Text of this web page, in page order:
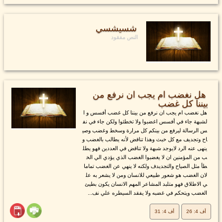
شسيشسي
النص مفقود
هل نغضب ام يجب ان نرفع من
بيننا كل غضب
هل نغضب ام يجب ان نرفع من بيننا كل غضب أفسس و ا
لشبهة جاء في أفسس اغضبوا ولا تخطئوا ولكن جاء في نف
س الرسالة ليرفع من بينكم كل مرارة وسخط وغضب وصي
اح وتجديف مع كل خبث وهذا تناقض لأنه يطالب بالغضب و
ينهى عنه الرد لايوجد شبهة ولا تناقض في العددين فهو يطل
ب من المؤمنين ان لا يغضبوا الغضب الذي يؤدي الي الخ
طأ مثل الصياح والتجديدف ولكنه لا ينهي عن الغضب تماما
لان الغضب هو شعور طبيعي للانسان ومن لا يشعر به عل
ي الاطلاق فهو متلبد المشاعر المهم الانسان يكون بطيئ
الغضب ويتحكم في غضبه ولا يفقد السيطره علي نف...
أف 4: 26 أف 4: 31